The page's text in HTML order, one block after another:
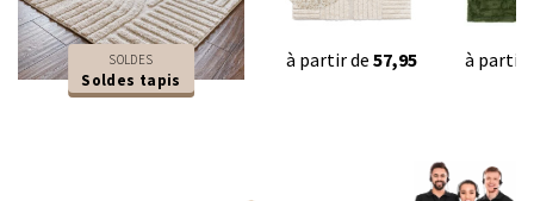
SOLDES
Soldes tapis
à partir de 57,95 à partir